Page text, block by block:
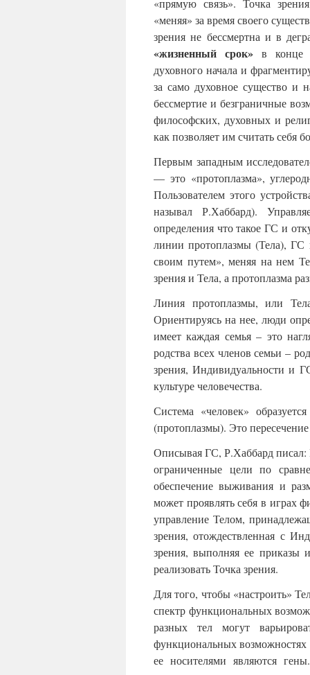
«прямую связь». Точка
«меняя» за время своего
зрения не бессмертна и в
«жизненный срок»в конце
духовного начала и
за само духовное существо и
бессмертие и безграничные
философских, духовных и
как позволяет им считать себя
Первым западным
— это «протоплазма»,
Пользователем этого
называл Р.Хаббард).
определения что такое ГС и
линии протоплазмы (Тела), ГС
своим путем», меняя на нем
зрения и Тела, а протоплазма
Линия протоплазмы, или
Ориентируясь на нее, люди
имеет каждая семья – это
родства всех членов семьи –
зрения, Индивидуальности и
культуре человечества.
Система «человек»
(протоплазмы). Это
Описывая ГС, Р.Хаббард писал:
ограниченные цели по
обеспечение выживания и
может проявлять себя в играх
управление Телом,
зрения, отождествленная с
зрения, выполняя ее приказы
реализовать Точка зрения.
Для того, чтобы «настроить»
спектр функциональных
разных тел могут
функциональных возможностях
ее носителями являются